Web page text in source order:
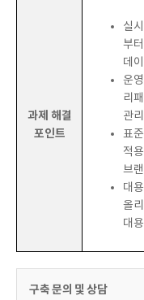
과제 해결
포인트
실
부
데
운
리
관
표
적
브
대
올
대
구축 문의 및 상담